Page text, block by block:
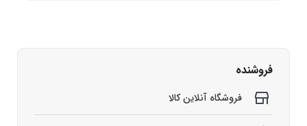
فروشنده
فروشگاه آنلاین کالا